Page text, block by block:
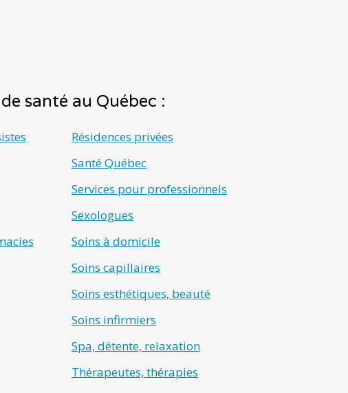
santé au Québec :
Résidences privées
Santé Québec
Services pour professionnels
Sexologues
Soins à domicile
Soins capillaires
Soins esthétiques, beauté
Soins infirmiers
Spa, détente, relaxation
Thérapeutes, thérapies